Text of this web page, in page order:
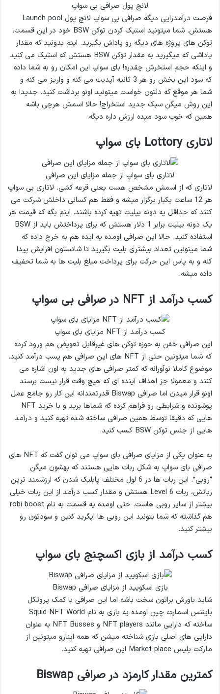
لانچ پول صرافی بی سواپ
فرصت درآمدزایی دیگه صرافی بی سواپ لانچ پول Launch pool
هستش. شما میتونید استیک کردن توکن BSW خود در این قسمت،
توکن های پروژه های دیگه رو پاداش بگیرید. اینم بدونید که مقدار
پاداشی که میگیرید به مقدار توکن BSW هستش که استیک می کنید
و اینکه حجم استخرش چقدره! بای سواپ این امکان رو به شما داده
که سود این بخش رو هر 3 ثانیه آپدیت می کنه و واریز می کنه و
شما هر موقع که دلتون خواست میتونید اونو برداشت کنید. جدیدا به
این روش میگن سبک جدید استخراج! حالا اسمش هرچی باشه
همین که خوب سود میده ارزش داره دیگه.
لاتاری Lottory بای سواپ
لاتاری بای سواپ از جمله مزایای این صرافی
لاتاری که از اسمش مشخص هست یعنی قرعه کشی. لاتاری بی سواپ
هر 12 ساعت یکبار برگزار میشه و فقط هم کسانی داخلش شرکت می
کنند که حداقل یه دونه بیلیت تهیه کرده باشند. اینم بگه که قیمت هر
یک دونه بیلیت برابر 1 دلار هستش که برای پرداختش باید از BSW
استفاده کنید. حالا این صرافی اومده یه ایده هم به خرج داده که
شما میتونین تعداد بیشتری بلیت بگیرید تا شانستون افزایش پیدا
کنه و به پاس این حرکت برای پرداخت مبلغ بلیت ها به شما تحفیف
داده میشه.
کسب درآمد از NFT در صرافی بی سواپ
کسب درآمد از NFT مزایای بای سواپ
این صرافی خفن به حوزه توکن های غیرقابل تعویض هم ورود کرده
که شما میتونین حتی از NFT های این صرافی هم پسب درآمد کنید.
موضوع کاملا نوآورانه که کمتر صرافی های جدید به اون اشاره می
کنند و معمولا جز اهداف آینده ای که هیچ وقت قرار نیست برسند
اونو قرار میدن اما صرافی Biswap قدرتمندانه این کار رو جامع عمل
پوشونده و شرایطی رو فراهم کرده که شماها برید و با خرید NFT
هایی که دقیقا توسط همین صرافی ساخته شده تهیه کنید و درآمد
هایی از جنس توکن BSW کسب کنید.
به عنوان یکی از مزایای صرافی بای سواپ می توان گفت که NFT های
صرافی بای سواپ به شکل ربات هایی هستند که بهشون میگن
“روبی”. این ربات ها در 6 لول مختلف پابلیک شدن که ارزشمند ترین
رباتش، ربات Level 6 هستش و مقدار کسب درآمد از این ربات خیلی
بیشتر از سایر روبی هاست. حتی اومده یه قسمت به نام robi boost
هم گذاشته که شما بتونید این روبی ها اپگرید کنین و سودتون رو
بیشتر کنید.
کسب درآمد از بازی اکسچنج بای سواپ
بازی اسکویید از مزایای صرافی Biswap
شاید باورش براتون سخت باشه اما این صرافی با کمک پروتکل
بایننس اسمارت چین اومده یه بازی به نام Squid NFT World
ساخته که دارایی مانند NFT players و NFT Busses به عنوان
دارایی های اصلی بازی شناخته میشن که همه اینارو میتونین از
مارکت پلیس Market place این صرافی تهیه کنید.
کمترین مقدار کارمزد در صرافی Biswap